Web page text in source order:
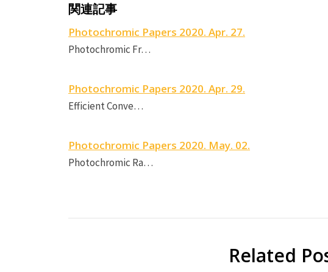
関連記事
Photochromic Papers 2020. Apr. 27.
Photochromic Fr…
Photochromic Papers 2020. Apr. 29.
Efficient Conve…
Photochromic Papers 2020. May. 02.
Photochromic Ra…
Related